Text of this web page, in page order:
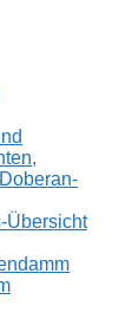
Übersicht